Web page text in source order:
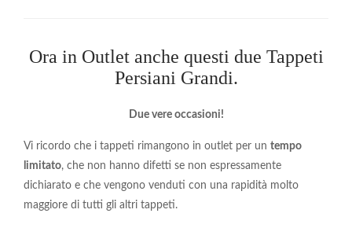
Ora in Outlet anche questi due Tappeti
Persiani Grandi.
Due vere occasioni!
Vi ricordo che i tappeti rimangono in outlet per un tempo
limitato, che non hanno difetti se non espressamente
dichiarato e che vengono venduti con una rapidità molto
maggiore di tutti gli altri tappeti.